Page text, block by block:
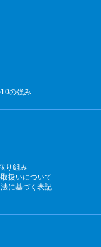
の強み
り組み
扱いについて
に基づく表記